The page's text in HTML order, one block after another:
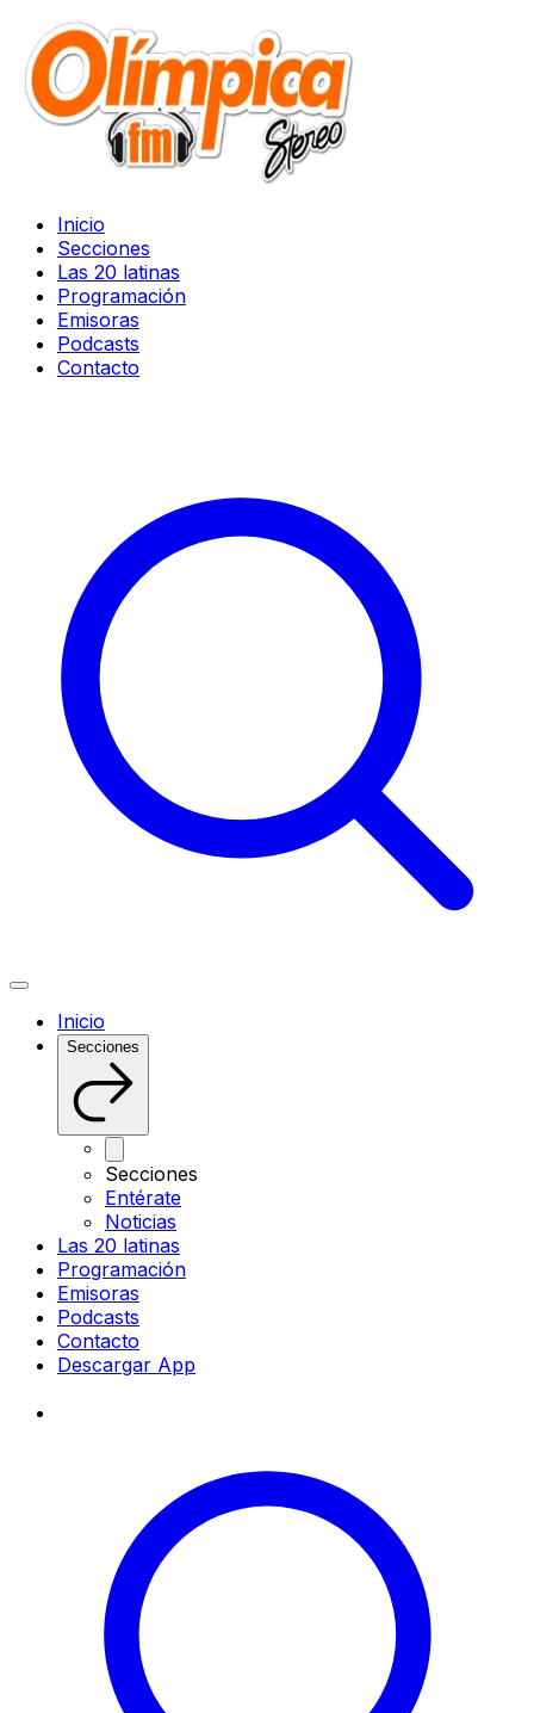
Inicio
Secciones
Las 20 latinas
Programación
Emisoras
Podcasts
Contacto
Inicio
Secciones
Secciones
Entérate
Noticias
Las 20 latinas
Programación
Emisoras
Podcasts
Contacto
Descargar App